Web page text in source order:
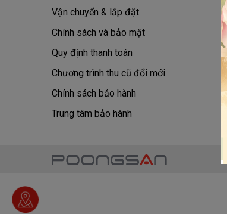
Vận chuyển & lắp đặt
Chính sách và bảo mật
Quy định thanh toán
Chương trình thu cũ đổi mới
Chính sách bảo hành
Trung tâm bảo hành